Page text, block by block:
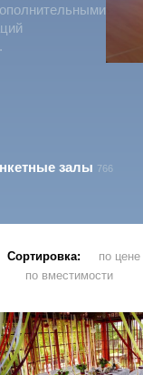
залы 766
Сортировка:
по цене
по вместимости